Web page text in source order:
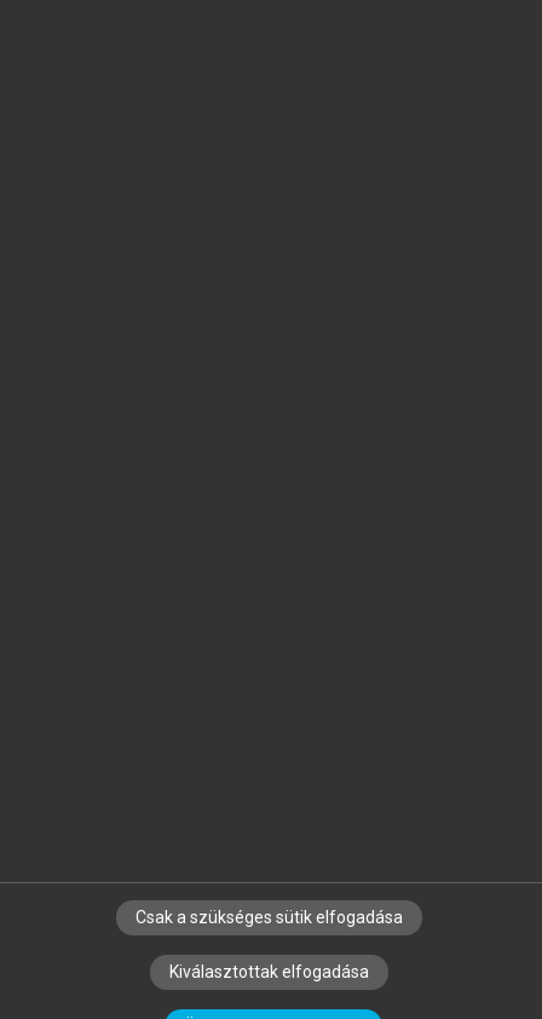
SZERZŐKNEK CÉGEKNEK KÖNYVTÁROSOKNAK
SZERKESZTÉSI ÉS LEKTORÁLÁSI ALAPELVEK
Csak a szükséges sütik elfogadása
Kiválasztottak elfogadása